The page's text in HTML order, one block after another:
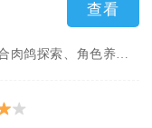
查看
英雄与地下城主打卡通像素地牢冒险，融合肉鸽探索、角色养成与放...